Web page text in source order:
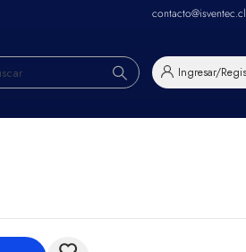
contacto@isventec.cl